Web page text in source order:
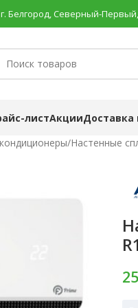
г. Белгород, Северный-
листАкцииДоставка
/Настенные